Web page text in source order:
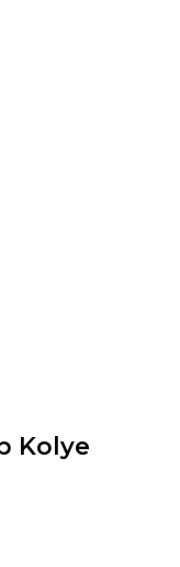
Kolye